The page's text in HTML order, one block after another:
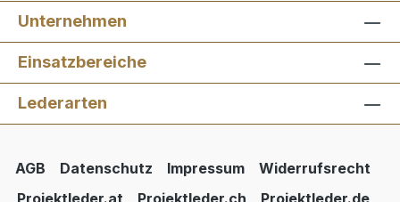
Unternehmen
Einsatzbereiche
Lederarten
AGB Datenschutz Impressum
Widerrufsrecht
Projektleder.at
Projektleder.ch Projektleder.de